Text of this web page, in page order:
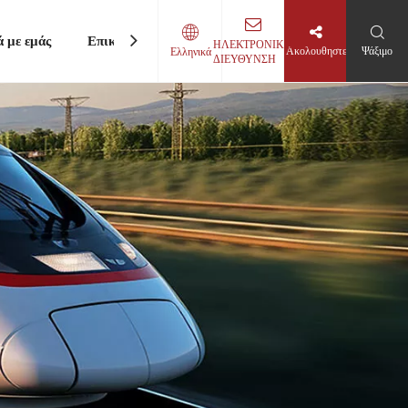
με εμάς Επικοινωνήστε μαζί μας
Ελληνικά
ΗΛΕΚΤΡΟΝΙΚΗ
ΔΙΕΥΘΥΝΣΗ
Ακολουθηστε Ψάξιμο